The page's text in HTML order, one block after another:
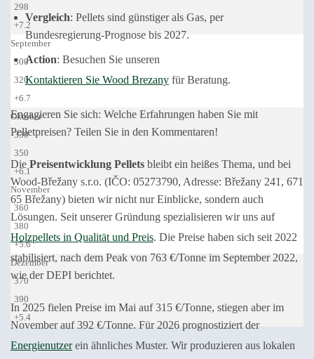
298
+7.2
September
300
320
+6.7
Oktober
330
350
+6.1
November
360
380
+5.6
Dezember
370
390
+5.4
Vergleich: Pellets sind günstiger als Gas, per
Bundesregierung-Prognose bis 2027.
Action: Besuchen Sie unseren
Kontaktieren Sie Wood Brezanyfür Beratung.
Engagieren Sie sich: Welche Erfahrungen haben Sie mit
Pelletpreisen? Teilen Sie in den Kommentaren!
Die Preisentwicklung Pellets bleibt ein heißes Thema, und bei
Wood-Břežany s.r.o. (IČO: 05273790, Adresse: Břežany 241, 671
65 Břežany) bieten wir nicht nur Einblicke, sondern auch
Lösungen. Seit unserer Gründung spezialisieren wir uns auf
Holzpellets in Qualität und Preis. Die Preise haben sich seit 2022
stabilisiert, nach dem Peak von 763 €/Tonne im September 2022,
wie der DEPI berichtet.
In 2025 fielen Preise im Mai auf 315 €/Tonne, stiegen aber im
November auf 392 €/Tonne. Für 2026 prognostiziert der
Energienutzerein ähnliches Muster. Wir produzieren aus lokalen